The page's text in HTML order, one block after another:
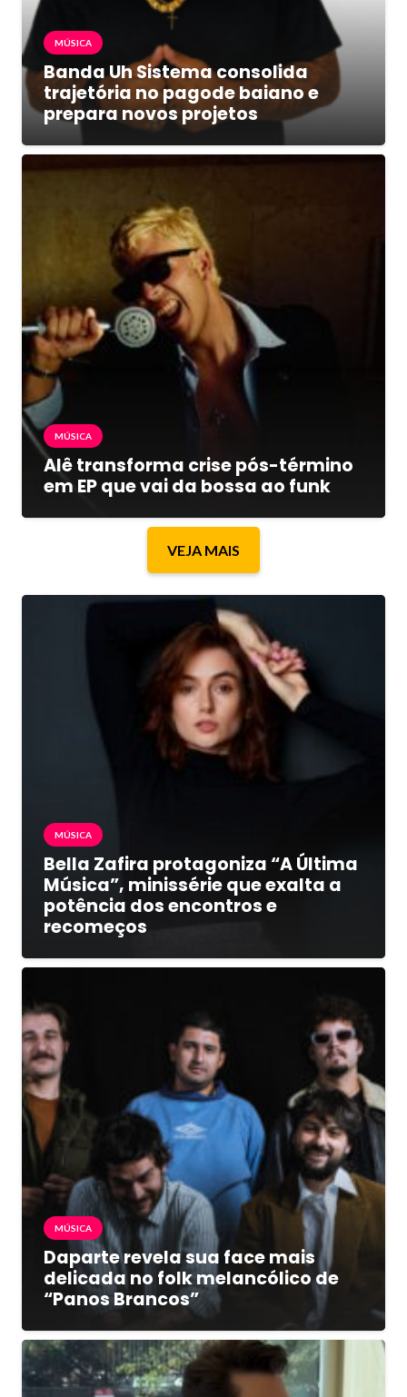
MÚSICA
Banda Uh Sistema consolida
trajetória no pagode baiano e
prepara novos projetos
MÚSICA
Alê transforma crise pós-término
em EP que vai da bossa ao funk
VEJA MAIS
MÚSICA
Bella Zafira protagoniza “A Última
Música”, minissérie que exalta a
potência dos encontros e
recomeços
MÚSICA
Daparte revela sua face mais
delicada no folk melancólico de
“Panos Brancos”